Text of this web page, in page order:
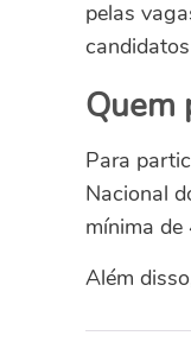
pelas
Quem
Para
Nacional
mínima
Além